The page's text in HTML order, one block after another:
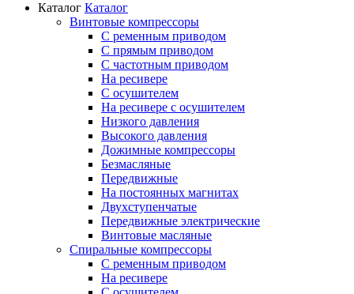
Каталог Каталог
Винтовые компрессоры
С ременным приводом
С прямым приводом
С частотным приводом
На ресивере
С осушителем
На ресивере с осушителем
Низкого давления
Высокого давления
Дожимные компрессоры
Безмасляные
Передвижные
На постоянных магнитах
Двухступенчатые
Передвижные электрические
Винтовые масляные
Спиральные компрессоры
С ременным приводом
На ресивере